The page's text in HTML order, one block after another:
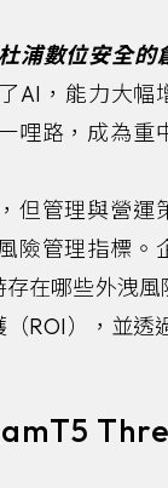
浦數位安全
AI，能力大
哩路，成為重
但管理與營
險管理指標。
在哪些外洩
ROI），並